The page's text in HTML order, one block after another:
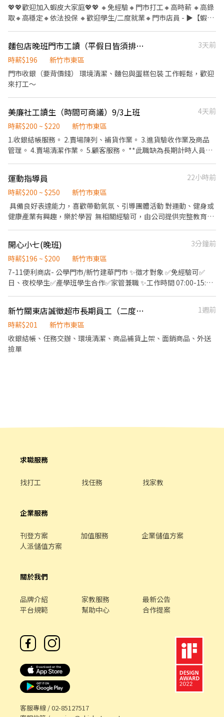
新竹鐵道 - 智取店 新竹市東區鐵道路一段28巷81號1樓
可兼職，且需提供體檢報告。 拒絕鴿子： 我們的專業很堅強，但心
靈跟手機螢幕一樣脆弱，放鴿子我們會哭喔🥺。 📍 前五天門市訓練
＋評核 - 【面試流程】 填寫表單後採電話面試 －> 書面審核 －> 確
定錄取，於實體門市訓練 - ✨ 投下履歷，把滑手機的時間變成存
💖💖歡迎加入蝦皮大家庭💖💖 🔸免經驗🔸門市打工🔸高時薪 🔸高錄
取🔸高穩定🔸依法投保 🔸歡迎學生/二度就業🔸門市店員 - ▶【蝦皮
5間門市) 4. 有人店無須騎車 5. 須配合調店、支援【提供完整SOP及
店面實習】 - ▶【智取店】：上班時間 固定早班：07:00 - 13:30、
08:30 - 13:30 固定晚班：17:30 - 23:30、18:30 - 24:00 固定夜班：
23:30 - 03:30 (每周至少配合4天，包含假日需排班) - ▶【一般門市
天，包含假日需排班) - ▶【智取門市】：地點自選 🔹【新竹縣市】
新竹北新 - 智取店：新竹市北區北新街135號1樓 新竹四維 - 智取
中街107號1樓 新竹食品 - 智取店：新竹市東區食品路394號1樓 新
竹光復三 - 智取店：新竹市東區光復路一段45號1樓 新竹竹蓮 - 智取
店：新竹市東區南大路382號1樓 新竹光復三 - 智取店：新竹市東區
光復路一段45號1樓 新竹慈雲 - 智取店：新竹市東區慈雲路125號
道 - 智取店：新竹市東區鐵道路一段28巷81號1樓 新竹武陵 - 智取
店：新竹市北區武陵路177之2號1樓 (慢速車) 竹北光明 - 智取店：
新竹縣竹北市光明五街319號 竹北勝利二 - 智取店：新竹縣竹北市
勝利十五街262號1樓 竹北科大 - 智取店：新竹縣竹北市科大一路43
號1樓 竹北高鐵 - 智取店：新竹縣竹北市高鐵三街43號1樓 竹東中豐
- 智取店：新竹縣竹東鎮中豐路二段192號1樓 竹東東寧 - 智取店：
新竹縣竹東鎮東寧路三段123號1樓 竹東長春 - 智取店：新竹縣竹東
鎮長春路三段296號1樓 竹東站前 - 智取店：新竹縣竹東鎮北興路一
段611號1樓 芎林文山 - 智取店：新竹縣芎林鄉文山路437號1樓 湖
縣新豐鄉松柏街128號1樓 新埔福德 - 智取店：新竹縣新埔鎮福德街
17號1樓 關西正義 - 智取店：新竹縣關西鎮正義路186號1樓 -
▶【一般門市有人店】：地點自選 🔹【新竹縣市】 新竹光華店 - 新
竹市北區光華南街37號1樓 新竹竹文店 - 新竹市北區竹文街5號1樓
新竹金竹店 - 新竹市北區金竹路104號1樓 新竹南大店 - 新竹市東區
勝利五路150號1樓 竹北新溪店 - 新竹縣竹北市新溪街10號1樓 竹北
新豐文昌店 - 新竹縣新豐鄉文昌街68號1樓 湖口安宅店 - 新竹縣湖口
▸加入快速回覆📞：https://lin.ee/bWWeLDF ▸ 朱專員：
麵包店晚班門市工讀（平假日皆須排班）
3天前
時薪$196
新竹市東區
門市收銀（要背價錢） 環境清潔、麵包與蛋糕包裝 工作輕鬆，歡迎
來打工～
美廉社工讀生（時間可商議）9/3上班
4天前
時薪$200 ~ $220
新竹市東區
1.收銀結帳服務。 2.賣場陳列、補貨作業。 3.進貨驗收作業及商品
管理。 4.賣場清潔作業。 5.顧客服務。 **此職缺為長期計時人員，
運動指導員
22小時前
時薪$200 ~ $250
新竹市東區
具備良好表達能力，喜歡帶動氣氛、引導團體活動 對運動、健身或
健康產業有興趣，樂於學習 無相關經驗可，由公司提供完整教育訓
開心小七(晚班)
3分鐘前
時薪$196 ~ $200
新竹市東區
7-11便利商店- 公學門市/新竹建華門市 ✨徵才對象 ✅免經驗可✅
日、夜校學生✅產學班學生合作✅家管兼職 ✨工作時間 07:00-15:00
等服務。 📢工作地點：新竹市東區建功一路93號(公學門市)、新竹
市東區建華街2號(新竹建華門市) 🔆聯絡方式 📲03-5621048或是直
接私訊我唷
新竹關東店誠徵超市長期員工（二度就業 學生打工 兼職）
1週前
時薪$201
新竹市東區
收銀結帳、任務交辦、環境清潔、商品補貨上架、面銷商品、外送
撿單
求職服務
找打工 找任務 找家教
企業服務
刊登方案 加值服務
企業儲值方案
人派儲值方案
關於我們
品牌介紹 家教服務
最新公告
平台規範
幫助中心 合作提案
客服專線 /02-85127517